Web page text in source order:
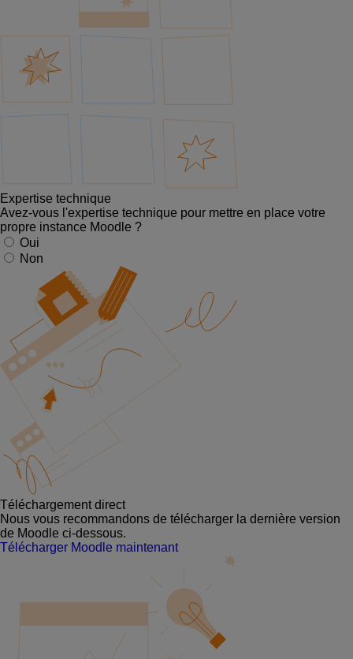
Expertise technique
Avez-vous l'expertise technique pour mettre en place votre
propre instance Moodle ?
Oui
Non
Téléchargement direct
Nous vous recommandons de télécharger la dernière version
de Moodle ci-dessous.
Télécharger Moodle maintenant